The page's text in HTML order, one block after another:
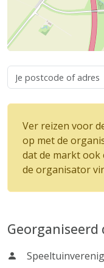
Ver reizen voor
op met de
dat de markt ook
de organisator
Georganiseerd